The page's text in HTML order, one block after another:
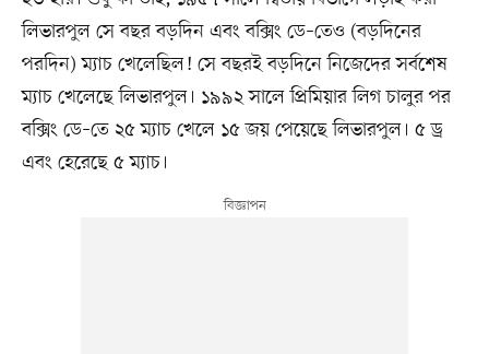
লিভারপুল সে বছর বড়দিন এবং বক্সিং ডে–তেও (বড়দিনের
পরদিন) ম্যাচ খেলেছিল! সে বছরই বড়দিনে নিজেদের সর্বশেষ
ম্যাচ খেলেছে লিভারপুল। ১৯৯২ সালে প্রিমিয়ার লিগ চালুর পর
বক্সিং ডে–তে ২৫ ম্যাচ খেলে ১৫ জয় পেয়েছে লিভারপুল। ৫ ড্র
এবং হেরেছে ৫ ম্যাচ।